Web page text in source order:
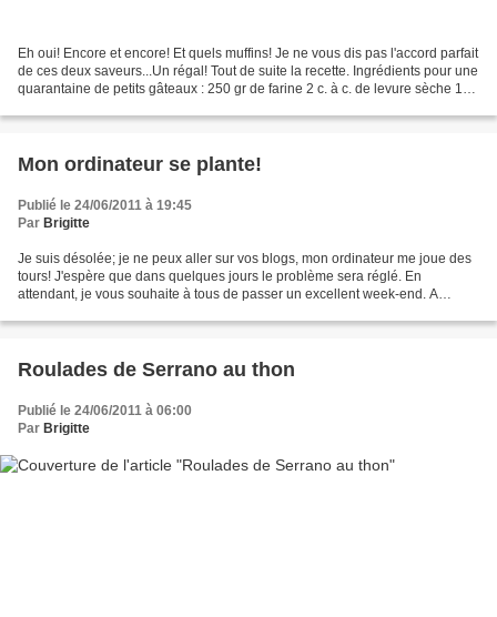
Eh oui! Encore et encore! Et quels muffins! Je ne vous dis pas l'accord parfait
de ces deux saveurs...Un régal! Tout de suite la recette. Ingrédients pour une
quarantaine de petits gâteaux : 250 gr de farine 2 c. à c. de levure sèche 1
Mon ordinateur se plante!
Publié le 24/06/2011 à 19:45
Par Brigitte
Je suis désolée; je ne peux aller sur vos blogs, mon ordinateur me joue des
tours! J'espère que dans quelques jours le problème sera réglé. En
attendant, je vous souhaite à tous de passer un excellent week-end. A
Roulades de Serrano au thon
Publié le 24/06/2011 à 06:00
Par Brigitte